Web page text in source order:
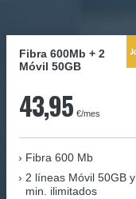
Fibra 600Mb + 2
Móvil 50GB
43,95 €/mes
Fibra 600 Mb
2 líneas Móvil 50GB y
min. ilimitados